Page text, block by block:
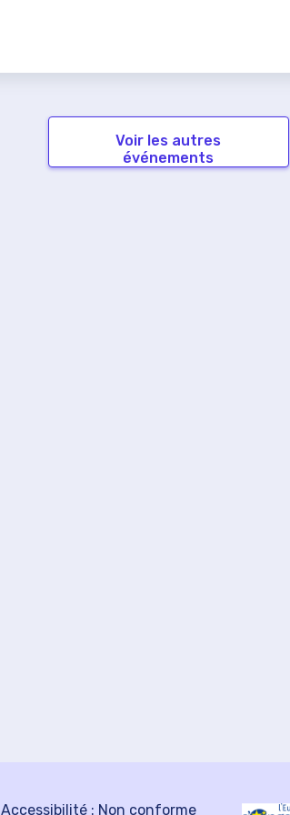
Voir les autres
événements
Accessibilité : Non conforme